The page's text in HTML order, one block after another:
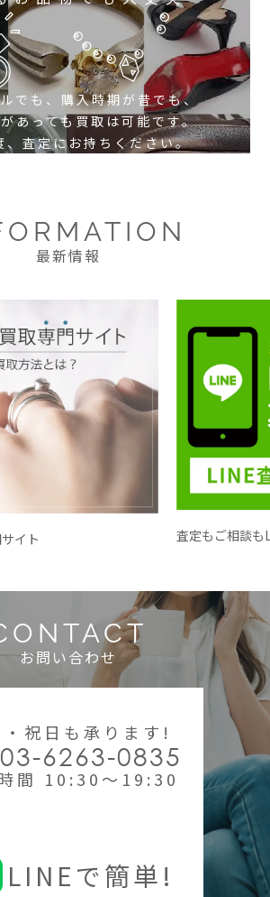
でも、購入時期が昔でも、
あっても買取は可能です。
、査定にお持ちください。
最新情報
イト 査定もご相談も
お問い合わせ
・祝日も承ります!
03-6263-0835
間 10:30～19:30
LINEで簡単!